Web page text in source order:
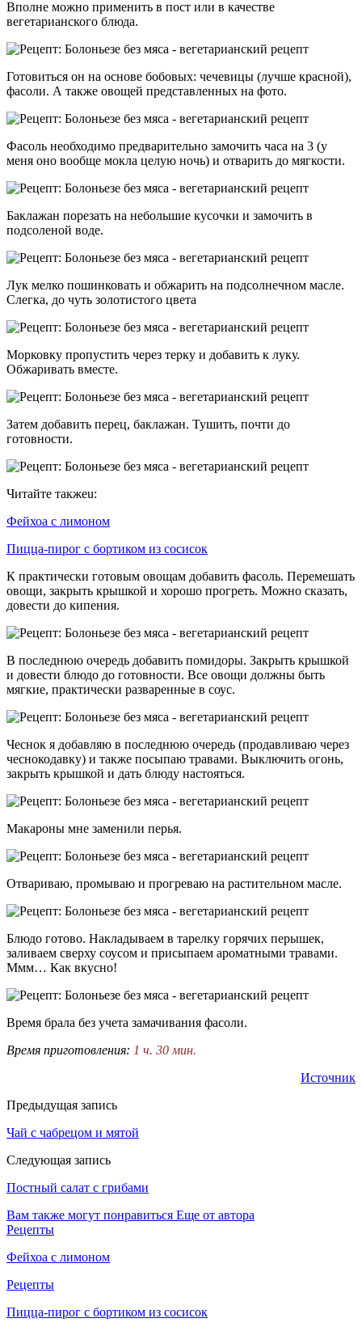
Вполне можно применить в пост или в качестве
вегетарианского блюда.
Готовиться он на основе бобовых: чечевицы (лучше красной),
фасоли. А также овощей представленных на фото.
Фасоль необходимо предварительно замочить часа на 3 (у
меня оно вообще мокла целую ночь) и отварить до мягкости.
Баклажан порезать на небольшие кусочки и замочить в
подсоленой воде.
Лук мелко пошинковать и обжарить на подсолнечном масле.
Слегка, до чуть золотистого цвета
Морковку пропустить через терку и добавить к луку.
Обжаривать вместе.
Затем добавить перец, баклажан. Тушить, почти до
готовности.
Читайте такжеu:
Фейхоа с лимоном
Пицца-пирог с бортиком из сосисок
К практически готовым овощам добавить фасоль. Перемешать
овощи, закрыть крышкой и хорошо прогреть. Можно сказать,
довести до кипения.
В последнюю очередь добавить помидоры. Закрыть крышкой
и довести блюдо до готовности. Все овощи должны быть
мягкие, практически разваренные в соус.
Чеснок я добавляю в последнюю очередь (продавливаю через
чеснокодавку) и также посыпаю травами. Выключить огонь,
закрыть крышкой и дать блюду настояться.
Макароны мне заменили перья.
Отвариваю, промываю и прогреваю на растительном масле.
Блюдо готово. Накладываем в тарелку горячих перышек,
заливаем сверху соусом и присыпаем ароматными травами.
Ммм… Как вкусно!
Время брала без учета замачивания фасоли.
Время приготовления: 1 ч. 30 мин.
Источник
Предыдущая запись
Чай с чабрецом и мятой
Следующая запись
Постный салат с грибами
Вам также могут понравиться Еще от автора
Рецепты
Фейхоа с лимоном
Рецепты
Пицца-пирог с бортиком из сосисок